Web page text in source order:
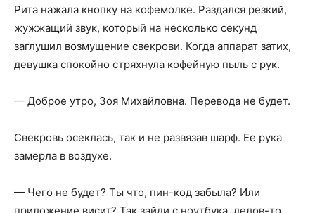
Рита нажала кнопку на кофемолке. Раздался резкий,
жужжащий звук, который на несколько секунд
заглушил возмущение свекрови. Когда аппарат затих,
девушка спокойно стряхнула кофейную пыль с рук.
— Доброе утро, Зоя Михайловна. Перевода не будет.
Свекровь осеклась, так и не развязав шарф. Ее рука
замерла в воздухе.
— Чего не будет? Ты что, пин-код забыла? Или